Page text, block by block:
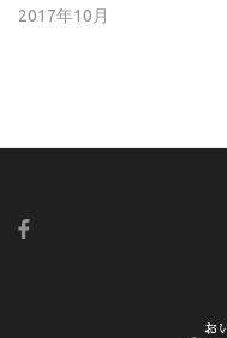
2017年10月